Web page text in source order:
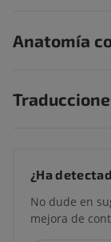
Anatomía
¿Ha
No dude en
mejora de